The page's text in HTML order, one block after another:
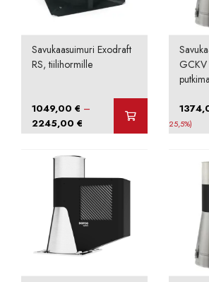
Savukaasuimuri Exodraft
RS, tiilihormille
1049,00€ –
2245,00€ Hintaluokka:
1049,00 €
25,5%)